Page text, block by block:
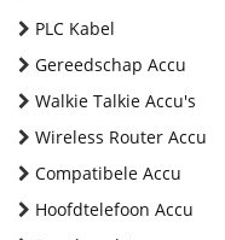
PLC Kabel
Gereedschap Accu
Walkie Talkie Accu's
Wireless Router Accu
Compatibele Accu
Hoofdtelefoon Accu